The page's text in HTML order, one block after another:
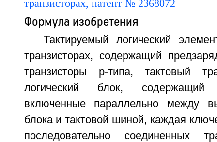
Формула изобретения
Тактируемый логический
транзисторах, содержащий
транзисторы р-типа, тактовый
логический блок,
включенные параллельно между
блока и тактовой шиной, каждая
последовательно соединенных